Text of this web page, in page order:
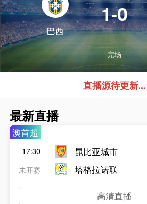
巴西
1-0
完场
直播源待更新...
最新直播
澳首超
17:30
未开赛
昆比亚城市
塔格拉诺联
高清直播